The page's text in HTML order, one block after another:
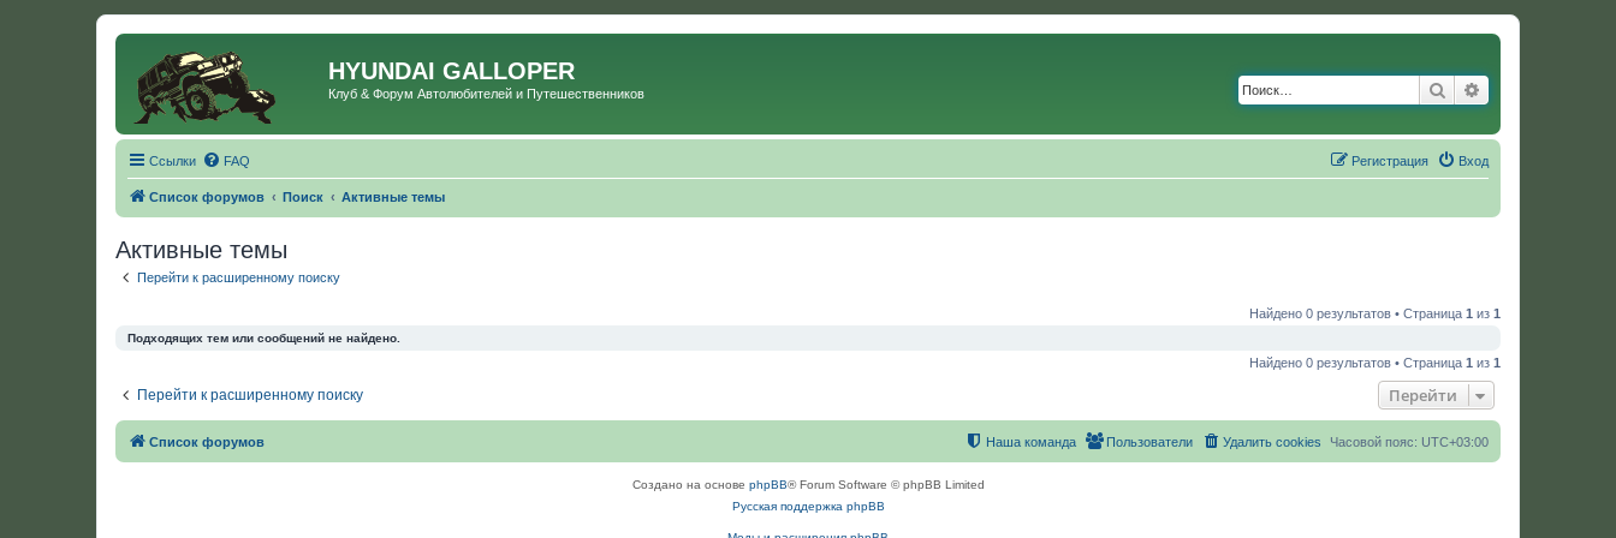
HYUNDAI GALLOPER
Клуб & Форум Автолюбителей и Путешественников Поиск
Ссылки FAQ Вход
Регистрация
Список форумов Поиск Активные темы
Активные темы
Перейти к расширенному поиску
Найдено 0 результатов • Страница 1 из 1
Подходящих тем или сообщений не найдено.
Найдено 0 результатов • Страница 1 из 1
Перейти к расширенному поиску Перейти
Список форумов Часовой пояс: UTC+03:00
Удалить cookies
Пользователи
Наша команда
Создано на основе phpBB® Forum Software © phpBB Limited
Русская поддержка phpBB